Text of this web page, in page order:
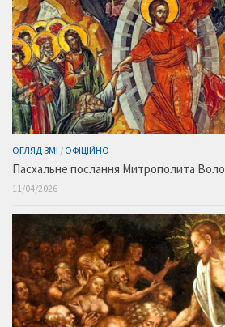
ОГЛЯД ЗМІ / ОФІЦІЙНО
Пасхальне послання Митрополита
11/04/2026